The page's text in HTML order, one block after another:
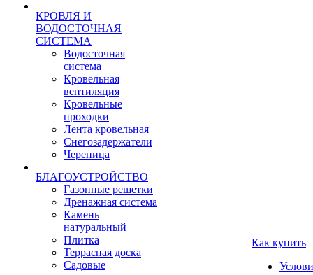
КРОВЛЯ И
ВОДОСТОЧНАЯ
СИСТЕМА
Водосточная
система
Кровельная
вентиляция
Кровельные
проходки
Лента кровельная
Снегозадержатели
Черепица
БЛАГОУСТРОЙСТВО
Газонные решетки
Дренажная система
Камень
натуральный
Плитка
Террасная доска
Садовые
Как купить